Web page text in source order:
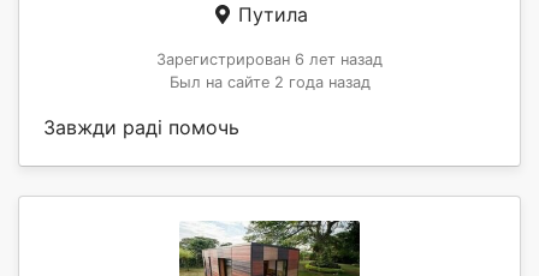
Путила
Зарегистрирован 6 лет назад
Был на сайте 2 года назад
Завжди раді помочь